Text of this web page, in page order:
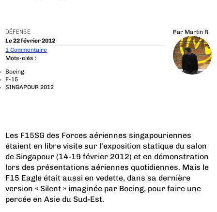
DÉFENSE
Le 22 février 2012
Par Martin R.
1 Commentaire
Mots-clés :
Boeing
F-15
SINGAPOUR 2012
Les F15SG des Forces aériennes singapouriennes
étaient en libre visite sur l’exposition statique du salon
de Singapour (14-19 février 2012) et en démonstration
lors des présentations aériennes quotidiennes. Mais le
F15 Eagle était aussi en vedette, dans sa dernière
version « Silent » imaginée par Boeing, pour faire une
percée en Asie du Sud-Est.